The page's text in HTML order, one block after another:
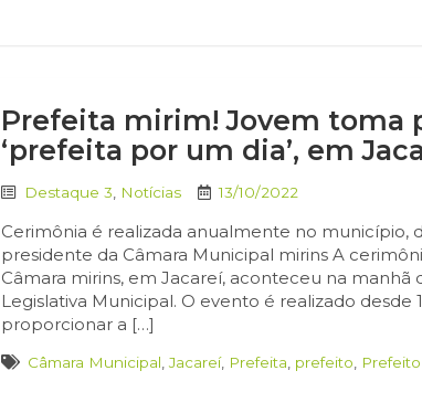
Prefeita mirim! Jovem toma
‘prefeita por um dia’, em
Destaque 3 Notícias 13/10/2022
Cerimônia é realizada anualmente no município,
presidente da Câmara Municipal mirins A
Câmara mirins, em Jacareí, aconteceu na manhã
Legislativa Municipal. O evento é realizado
proporcionar a […]
Câmara Municipal ,Jacareí, Prefeita prefeito